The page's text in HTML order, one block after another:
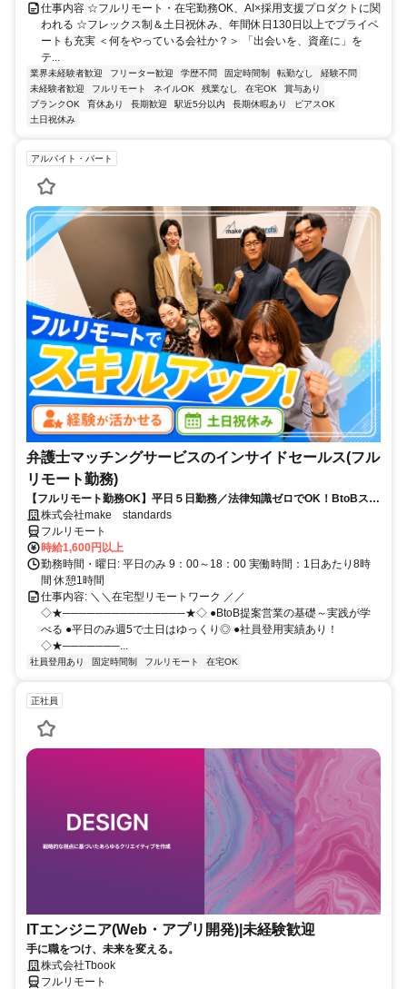
仕事内容 ☆フルリモート・在宅勤務OK、AI×採用支援プロダクトに関
われる ☆フレックス制＆土日祝休み、年間休日130日以上でプライベ
ートも充実 ＜何をやっている会社か？＞ 「出会いを、資産に」を
テ...
業界未経験者歓迎 フリーター歓迎 学歴不問 固定時間制 転勤なし
経験不問
未経験者歓迎
フルリモート ネイルOK 残業なし 在宅OK
賞与あり
ブランクOK
育休あり 長期歓迎 駅近5分以内 長期休暇あり
ピアスOK
土日祝休み
アルバイト・パート
弁護士マッチングサービスのインサイドセールス(フル
リモート勤務)
【フルリモート勤務OK】平日５日勤務／法律知識ゼロでOK！BtoBスキ
ルが身につく営業職
株式会社make standards
フルリモート
時給1,600円以上
勤務時間・曜日: 平日のみ 9：00～18：00 実働時間：1日あたり8時
間 休憩1時間
仕事内容: ＼＼在宅型リモートワーク ／／
◇★───────────────★◇ ●BtoB提案営業の基礎～実践が学
べる ●平日のみ週5で土日はゆっくり◎ ●社員登用実績あり！
◇★───────...
社員登用あり 固定時間制 フルリモート 在宅OK
正社員
ITエンジニア(Web・アプリ開発)|未経験歓迎
手に職をつけ、未来を変える。
株式会社Tbook
フルリモート